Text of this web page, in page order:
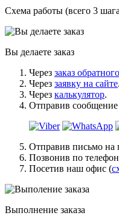
Схема работы (всего 3
Вы делаете заказ
Через заказ
Через заявку на сайте.
Через калькулятор.
Отправив сообщение
Отправив письмо на
Позвонив по
Посетив наш офис (
Выполнение заказа